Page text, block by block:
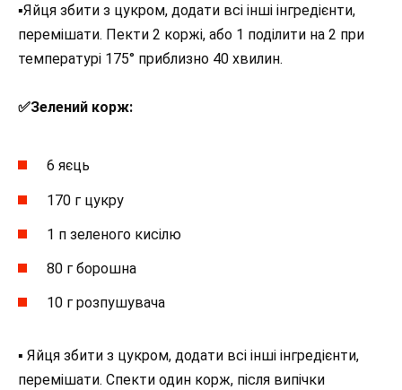
▪︎Яйця збити з цукром, додати всі інші інгредієнти,
перемішати. Пекти 2 коржі, або 1 поділити на 2 при
температурі 175° приблизно 40 хвилин.
✅️Зелений корж:
6 яєць
170 г цукру
1 п зеленого кисілю
80 г борошна
10 г розпушувача
▪︎ Яйця збити з цукром, додати всі інші інгредієнти,
перемішати. Спекти один корж, після випічки